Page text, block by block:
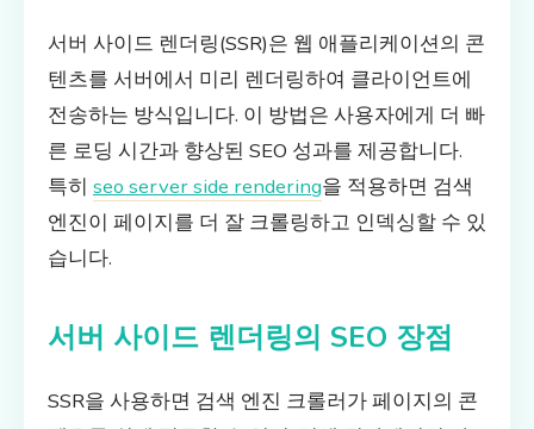
서버 사이드 렌더링(SSR)은 웹 애플리케이션의 콘
텐츠를 서버에서 미리 렌더링하여 클라이언트에
전송하는 방식입니다. 이 방법은 사용자에게 더 빠
른 로딩 시간과 향상된 SEO 성과를 제공합니다.
특히 seo server side rendering을 적용하면 검색
엔진이 페이지를 더 잘 크롤링하고 인덱싱할 수 있
습니다.
서버 사이드 렌더링의 SEO 장점
SSR을 사용하면 검색 엔진 크롤러가 페이지의 콘